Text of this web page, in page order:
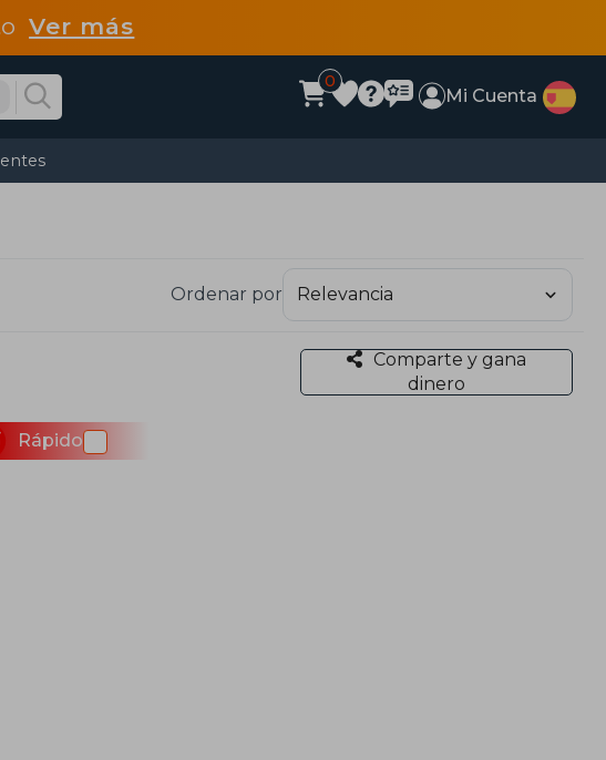
Ver más
0
Mi Cuenta
Ordenar por
Comparte y gana
dinero
Rápido